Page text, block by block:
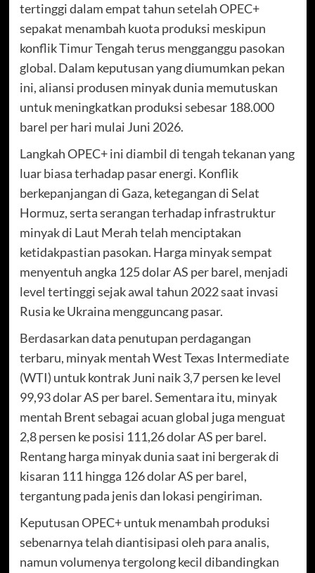
tertinggi dalam empat tahun setelah OPEC+
sepakat menambah kuota produksi meskipun
konflik Timur Tengah terus mengganggu pasokan
global. Dalam keputusan yang diumumkan pekan
ini, aliansi produsen minyak dunia memutuskan
untuk meningkatkan produksi sebesar 188.000
barel per hari mulai Juni 2026.
Langkah OPEC+ ini diambil di tengah tekanan yang
luar biasa terhadap pasar energi. Konflik
berkepanjangan di Gaza, ketegangan di Selat
Hormuz, serta serangan terhadap infrastruktur
minyak di Laut Merah telah menciptakan
ketidakpastian pasokan. Harga minyak sempat
menyentuh angka 125 dolar AS per barel, menjadi
level tertinggi sejak awal tahun 2022 saat invasi
Rusia ke Ukraina mengguncang pasar.
Berdasarkan data penutupan perdagangan
terbaru, minyak mentah West Texas Intermediate
(WTI) untuk kontrak Juni naik 3,7 persen ke level
99,93 dolar AS per barel. Sementara itu, minyak
mentah Brent sebagai acuan global juga menguat
2,8 persen ke posisi 111,26 dolar AS per barel.
Rentang harga minyak dunia saat ini bergerak di
kisaran 111 hingga 126 dolar AS per barel,
tergantung pada jenis dan lokasi pengiriman.
Keputusan OPEC+ untuk menambah produksi
sebenarnya telah diantisipasi oleh para analis,
namun volumenya tergolong kecil dibandingkan